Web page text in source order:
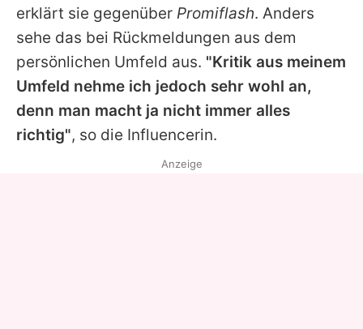
erklärt sie gegenüber Promiflash. Anders
sehe das bei Rückmeldungen aus dem
persönlichen Umfeld aus. "Kritik aus meinem
Umfeld nehme ich jedoch sehr wohl an,
denn man macht ja nicht immer alles
richtig", so die Influencerin.
Anzeige